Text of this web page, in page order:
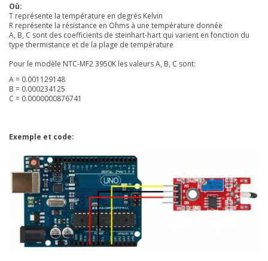
Où:
T représente la température en degrés Kelvin
R représente la résistance en Ohms à une température donnée
A, B, C sont des coefficients de steinhart-hart qui varient en fonction du
type thermistance et de la plage de température
Pour le modèle NTC-MF2 3950K les valeurs A, B, C sont:
A = 0.001129148
B = 0.000234125
C = 0.0000000876741
Exemple et code: